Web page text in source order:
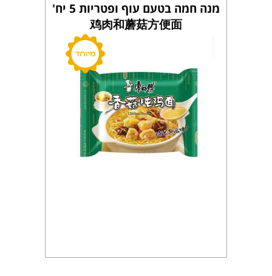
מנה חמה בטעם עוף ופטריות 5 יח'
鸡肉和蘑菇方便面